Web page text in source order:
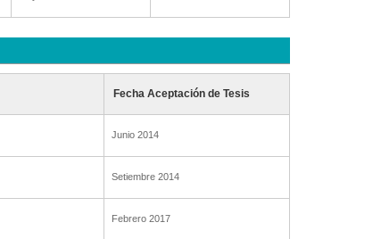
Fecha Aceptación de Tesis
Junio 2014
Setiembre 2014
Febrero 2017